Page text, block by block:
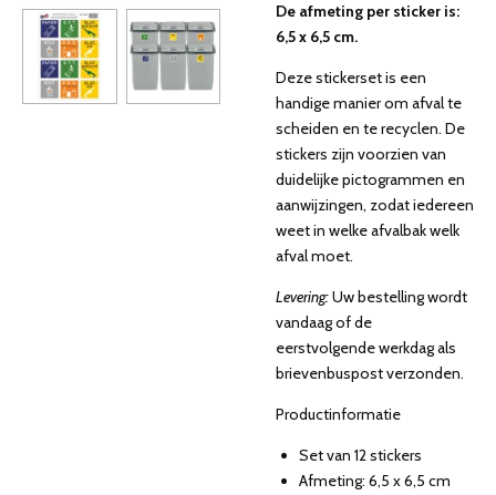
De afmeting per sticker is:
6,5 x 6,5 cm.
Deze stickerset is een
handige manier om afval te
scheiden en te recyclen. De
stickers zijn voorzien van
duidelijke pictogrammen en
aanwijzingen, zodat iedereen
weet in welke afvalbak welk
afval moet.
Levering:Uw bestelling wordt
vandaag of de
eerstvolgende werkdag als
brievenbuspost verzonden.
Productinformatie
Set van 12 stickers
Afmeting: 6,5 x 6,5 cm